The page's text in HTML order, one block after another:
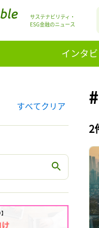
サステナビリティ・
ESG金融のニュース
インタ
すべてクリア
2